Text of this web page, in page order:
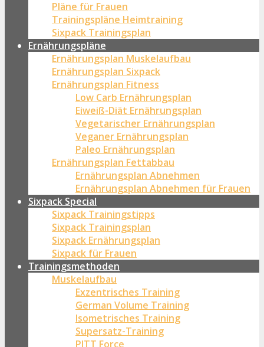
Pläne für Frauen
Trainingspläne Heimtraining
Sixpack Trainingsplan
Ernährungspläne
Ernährungsplan Muskelaufbau
Ernährungsplan Sixpack
Ernährungsplan Fitness
Low Carb Ernährungsplan
Eiweiß-Diät Ernährungsplan
Vegetarischer Ernährungsplan
Veganer Ernährungsplan
Paleo Ernährungsplan
Ernährungsplan Fettabbau
Ernährungsplan Abnehmen
Ernährungsplan Abnehmen für Frauen
Sixpack Special
Sixpack Trainingstipps
Sixpack Trainingsplan
Sixpack Ernährungsplan
Sixpack für Frauen
Trainingsmethoden
Muskelaufbau
Exzentrisches Training
German Volume Training
Isometrisches Training
Supersatz-Training
PITT Force